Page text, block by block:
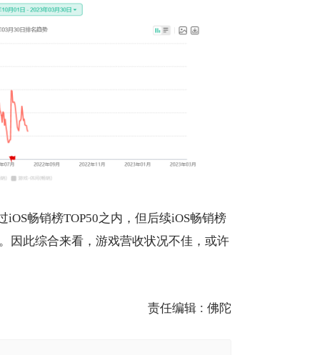
畅销榜TOP50之内，但后续iOS畅销榜
因此综合来看，游戏营收状况不佳，或许
责任编辑 : 佛陀